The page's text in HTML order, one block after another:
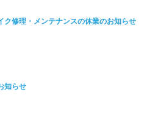
ク修理・メンテナンスの休業のお知らせ
知らせ